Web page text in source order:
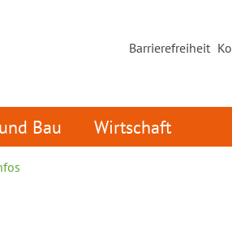
Barrierefreiheit
Bau Wirtschaft